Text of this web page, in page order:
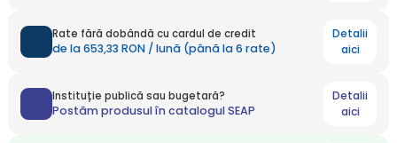
Rate fără dobândă cu cardul de credit
de la 653,33 RON / lună (până la 6 rate)
Detalii
aici
Instituție publică sau bugetară?
Postăm produsul în catalogul SEAP
Detalii
aici